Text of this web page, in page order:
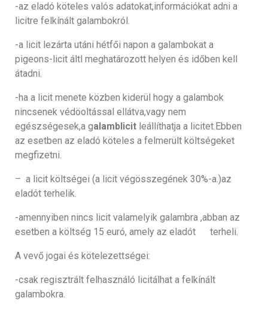
-az eladó köteles valós adatokat,információkat adni a
licitre felkínált galambokról.
-a licit lezárta utáni hétfői napon a galambokat a
pigeons-licit áltl meghatározott helyen és időben kell
átadni.
-ha a licit menete közben kiderül hogy a galambok
nincsenek védöoltással ellátva,vagy nem
egészségesek,a galamblicit leállíthatja a licitet.Ebben
az esetben az eladó köteles a felmerült költségeket
megfizetni.
– a licit költségei (a licit végösszegének 30%-a.)az
eladót terhelik.
-amennyiben nincs licit valamelyik galambra ,abban az
esetben a költség 15 euró, amely az eladót terheli.
A vevő jogai és kötelezettségei:
-csak regisztrált felhasználó licitálhat a felkínált
galambokra.